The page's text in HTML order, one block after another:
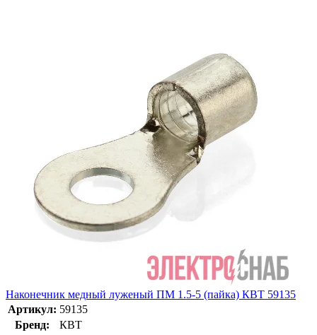
Наконечник медный луженый ПМ 1.5-5 (пайка) КВТ 59135
Артикул: 59135
Бренд:
КВТ